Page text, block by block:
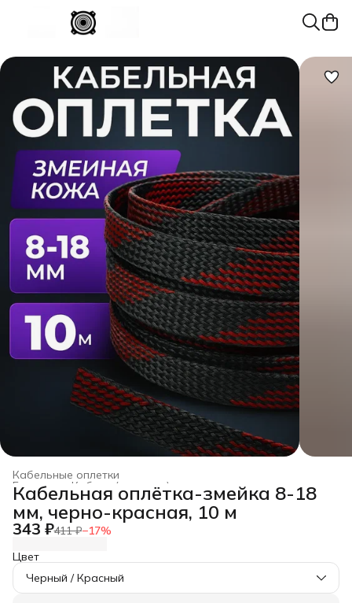
Кабельные оплетки
Кабели (провода) для автозвука из меди
Главная
Кабельная оплётка-змейка 8-18
мм, черно-красная, 10 м
343 ₽411 ₽−17%
Цвет
Черный / Красный